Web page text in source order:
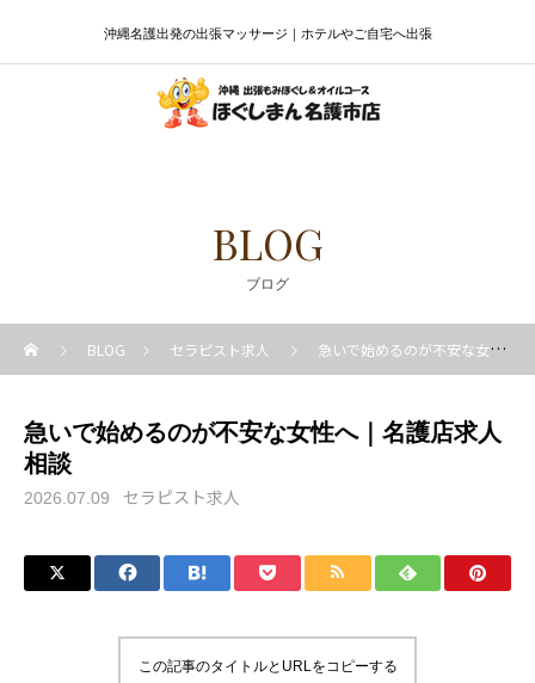
沖縄名護出発の出張マッサージ｜ホテルやご自宅へ出張
BLOG
ブログ
BLOG セラピスト求人 急いで始めるのが不安な女性へ｜名護店求人相談
急いで始めるのが不安な女性へ｜名護店求人
相談
2026.07.09 セラピスト求人
この記事のタイトルとURLをコピーする